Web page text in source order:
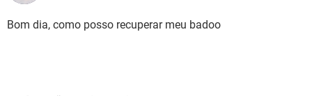
GUIA DE COMPRAS
INSTAGRAM GMAIL
CELULAR
OUTLOOK EXCEL
JOGOS WHATSAPP
Bom dia, como posso recuperar meu badoo